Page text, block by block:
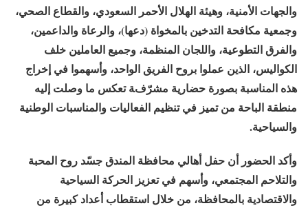
والجهات الأمنية، وهيئة الهلال الأحمر السعودي، والقطاع الصحي،
وجمعية مكافحة التدخين بالمخواة (دعها)، والرعاة والداعمين،
والفرق التطوعية، واللجان المنظمة، وجميع العاملين خلف
الكواليس، الذين عملوا بروح الفريق الواحد، وأسهموا في إخراج
هذه المناسبة بصورة حضارية مشرّفة تعكس ما وصلت إليه
منطقة الباحة من تميز في تنظيم الفعاليات والمناسبات الوطنية
والسياحية.
وأكد الحضور أن حفل أهالي محافظة المندق جسّد روح المحبة
والتلاحم المجتمعي، وأسهم في تعزيز الحركة السياحية
والاقتصادية بالمحافظة، من خلال استقطاب أعداد كبيرة من